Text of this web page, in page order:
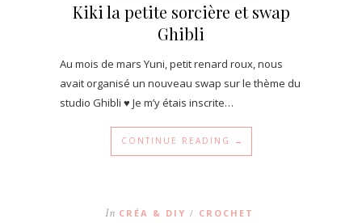
Kiki la petite sorcière et swap
Ghibli
Au mois de mars Yuni, petit renard roux, nous
avait organisé un nouveau swap sur le thème du
studio Ghibli ♥ Je m’y étais inscrite…
CONTINUE READING →
In CRÉA & DIY / CROCHET